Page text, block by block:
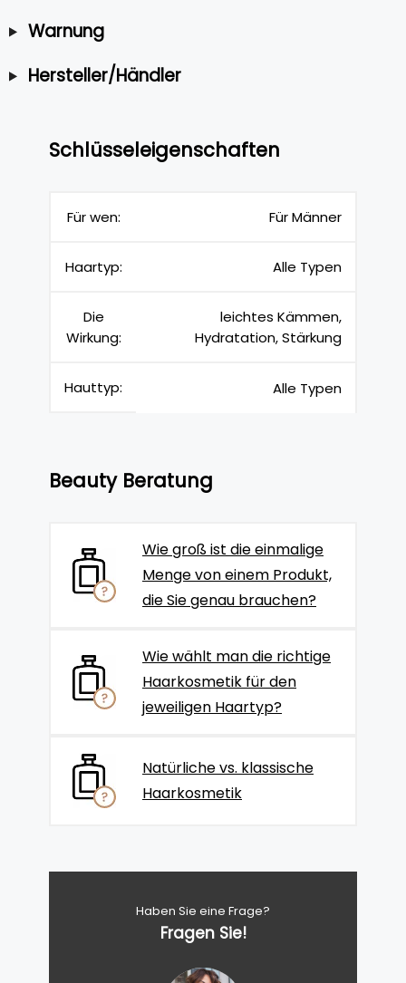
Warnung
Hersteller/Händler
Schlüsseleigenschaften
Für wen: Für Männer
Haartyp: Alle Typen
Die
Wirkung:
leichtes Kämmen,
Hydratation, Stärkung
Hauttyp: Alle Typen
Beauty Beratung
Wie groß ist die einmalige
Menge von einem Produkt,
die Sie genau brauchen?
Wie wählt man die richtige
Haarkosmetik für den
jeweiligen Haartyp?
Natürliche vs. klassische
Haarkosmetik
Haben Sie eine Frage?
Fragen Sie!